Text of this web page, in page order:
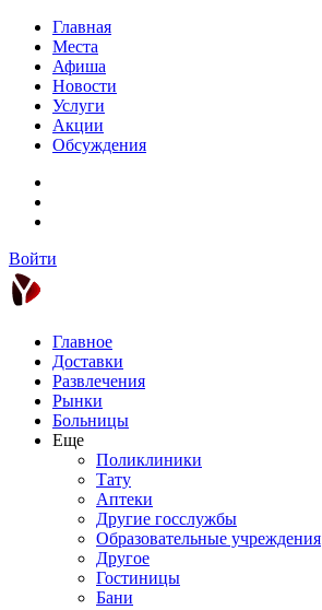
Главная
Места
Афиша
Новости
Услуги
Акции
Обсуждения
Войти
Главное
Доставки
Развлечения
Рынки
Больницы
Еще
Поликлиники
Тату
Аптеки
Другие госслужбы
Образовательные учреждения
Другое
Гостиницы
Бани